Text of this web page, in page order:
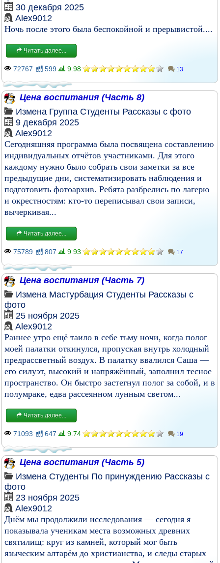
30 декабря 2025
Alex9012
Ночь после этого была беспокойной и прерывистой....
Читать далее...
72767 599 9.98 13
Цена воспитания (Часть 8)
Измена Группа Студенты Рассказы с фото
9 декабря 2025
Alex9012
Сегодняшняя программа была посвящена составлению
индивидуальных отчётов участниками. Для этого
каждому нужно было собрать свои заметки за все
предыдущие дни, систематизировать наблюдения и
подготовить фотоархив. Ребята разбрелись по лагерю
и окрестностям: кто-то переписывал свои записи,
вычеркивая...
Читать далее...
75789 807 9.93 17
Цена воспитания (Часть 7)
Измена Мастурбация Студенты Рассказы с
фото
25 ноября 2025
Alex9012
Раннее утро ещё таило в себе тьму ночи, когда полог
моей палатки откинулся, пропуская внутрь холодный
предрассветный воздух. В палатку ввалился Саша —
его силуэт, высокий и напряжённый, заполнил тесное
пространство. Он быстро застегнул полог за собой, и в
полумраке, едва рассеянном лунным светом...
Читать далее...
71093 647 9.74 19
Цена воспитания (Часть 5)
Измена Студенты По принуждению Рассказы с
фото
23 ноября 2025
Alex9012
Днём мы продолжили исследования — сегодня я
показывала ученикам места возможных древних
святилищ: круг из камней, который мог быть
языческим алтарём до христианства, и следы старых